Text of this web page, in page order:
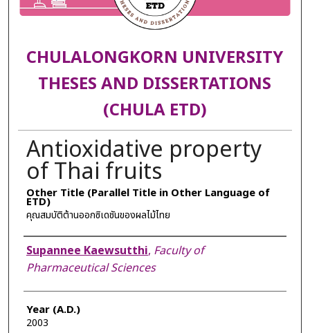
CHULALONGKORN UNIVERSITY
THESES AND DISSERTATIONS
(CHULA ETD)
Antioxidative property
of Thai fruits
Other Title (Parallel Title in Other Language of
ETD)
คุณสมบัติต้านออกซิเดชันของผลไม้ไทย
Author
Supannee Kaewsutthi, Faculty of
Pharmaceutical Sciences
Year (A.D.)
2003